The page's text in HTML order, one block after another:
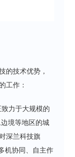
的技术优势，
工作：
致力于大规模的
境等地区的城
深兰科技旗
机协同、自主作